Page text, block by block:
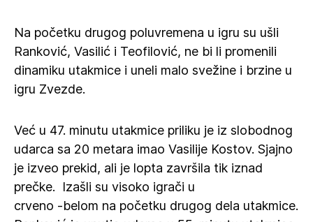
Na početku drugog poluvremena u igru su ušli
Ranković, Vasilić i Teofilović, ne bi li promenili
dinamiku utakmice i uneli malo svežine i brzine u
igru Zvezde.
Već u 47. minutu utakmice priliku je iz slobodnog
udarca sa 20 metara imao Vasilije Kostov. Sjajno
je izveo prekid, ali je lopta završila tik iznad
prečke. Izašli su visoko igrači u
crveno -belom na početku drugog dela utakmice.